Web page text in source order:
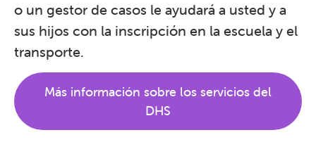
o un gestor de casos le ayudará a usted y a
sus hijos con la inscripción en la escuela y el
transporte.
Más información sobre los servicios del
DHS